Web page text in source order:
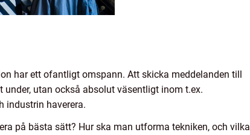
har ett ofantligt omspann. Att skicka meddelanden till
utan också absolut väsentligt inom t.ex.
industrin haverera.
på bästa sätt? Hur ska man utforma tekniken, och vilka